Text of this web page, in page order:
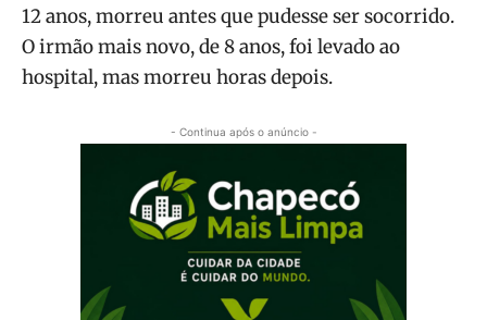
12 anos, morreu antes que pudesse ser socorrido.
O irmão mais novo, de 8 anos, foi levado ao
hospital, mas morreu horas depois.
- Continua após o anúncio -